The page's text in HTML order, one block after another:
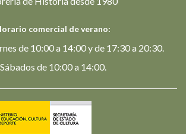
comercial de verano:
de 10:00 a 14:00 y de 17:30 a 20:30.
Sábados de 10:00 a 14:00.